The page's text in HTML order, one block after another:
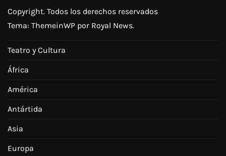
Copyright. Todos los derechos reservados
Tema: ThemeinWP por Royal News.
Teatro y Cultura
África
América
Antártida
Asia
Europa